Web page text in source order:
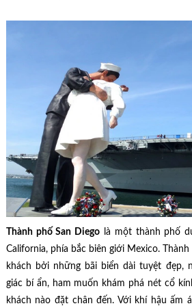
Thành phố San Diego là một thành phố
California, phía bắc biên giới Mexico.
khách bởi những bãi biển dài tuyệt đẹp,
giác bí ẩn, ham muốn khám phá nét cổ
khách nào đặt chân đến. Với khí hậu ấm